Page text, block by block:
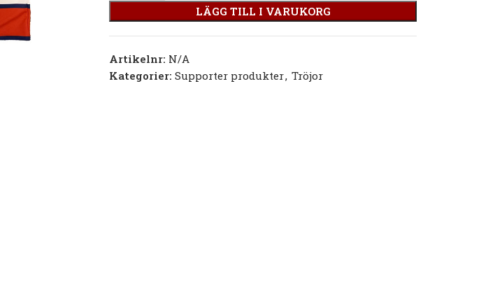
LÄGG TILL I VARUKORG
Artikelnr: N/A
Kategorier: Supporter produkter, Tröjor